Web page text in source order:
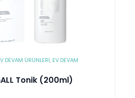
DEVAM ÜRÜNLERI, EV DEVAM
Tonik (200ml)